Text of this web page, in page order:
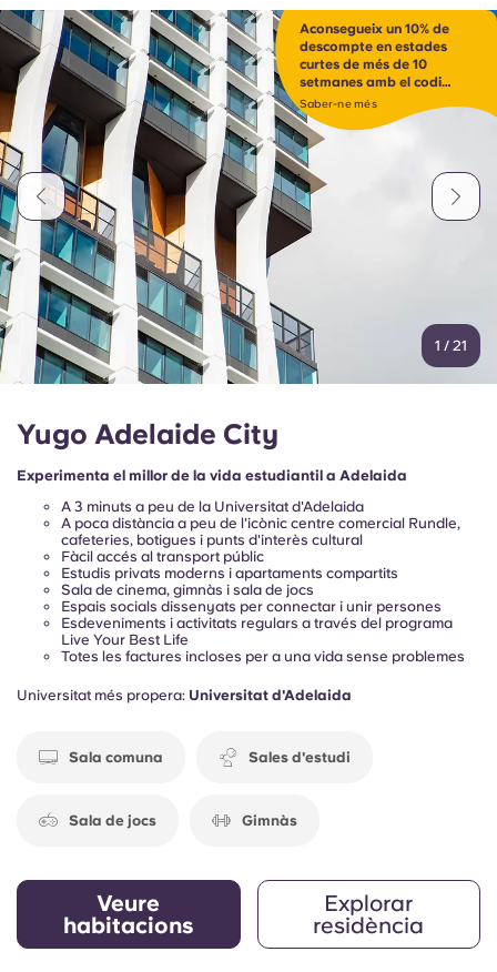
Italian
French
Portuguese
Aconsegueix un 10% de
descompte en estades
curtes de més de 10
setmanes amb el codi
SHORT10*
Saber-ne més
1 / 21
Yugo Adelaide City
Experimenta el millor de la vida estudiantil a Adelaida
A 3 minuts a peu de la Universitat d'Adelaida
A poca distància a peu de l'icònic centre comercial Rundle,
cafeteries, botigues i punts d'interès cultural
Fàcil accés al transport públic
Estudis privats moderns i apartaments compartits
Sala de cinema, gimnàs i sala de jocs
Espais socials dissenyats per connectar i unir persones
Esdeveniments i activitats regulars a través del programa
Live Your Best Life
Totes les factures incloses per a una vida sense problemes
Universitat més propera: Universitat d'Adelaida
Sala comuna Sales d'estudi
Sala de jocs Gimnàs
Veure
habitacions
Explorar
residència